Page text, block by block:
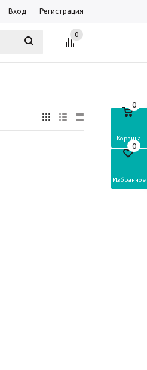
Вход Регистрация
0
0
Корзина
0
Избранное